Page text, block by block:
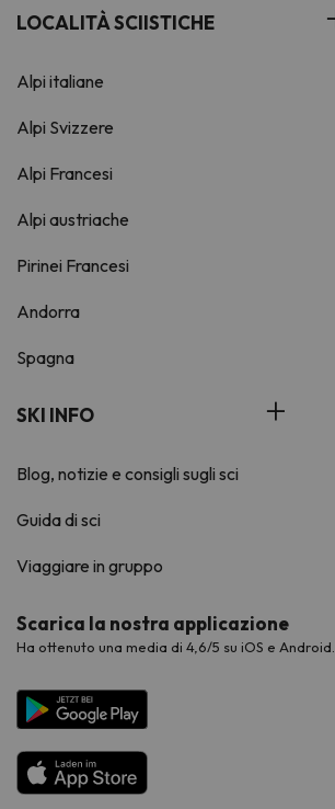
LOCALITÀ SCIISTICHE
Alpi italiane
Alpi Svizzere
Alpi Francesi
Alpi austriache
Pirinei Francesi
Andorra
Spagna
SKI INFO
Blog, notizie e consigli sugli sci
Guida di sci
Viaggiare in gruppo
Scarica la nostra applicazione
Ha ottenuto una media di 4,6/5 su iOS e Android.